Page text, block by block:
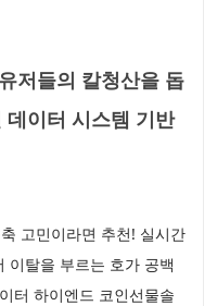
저들의 칼청산을 돕
이터 시스템 기반
고민이라면 추천! 실시간
이탈을 부르는 호가 공백
터 하이엔드 코인선물솔